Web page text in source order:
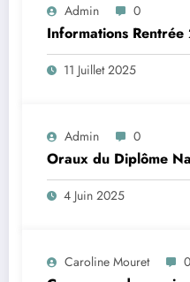
Admin 0
Informations
11 Juillet 2025
Admin 0
Oraux du Diplôme
4 Juin 2025
Caroline Mouret 0